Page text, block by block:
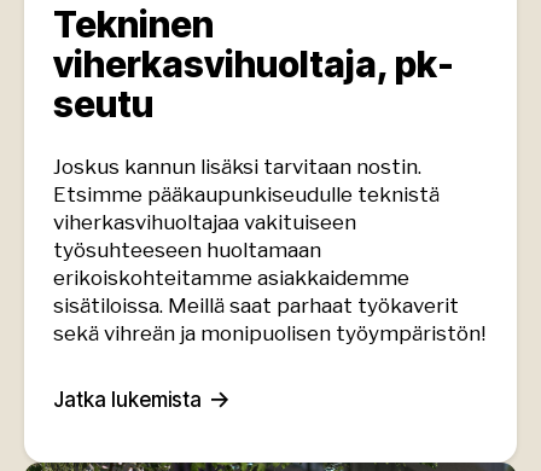
Tekninen
viherkasvihuoltaja, pk-
seutu
Joskus kannun lisäksi tarvitaan nostin.
Etsimme pääkaupunkiseudulle teknistä
viherkasvihuoltajaa vakituiseen
työsuhteeseen huoltamaan
erikoiskohteitamme asiakkaidemme
sisätiloissa. Meillä saat parhaat työkaverit
sekä vihreän ja monipuolisen työympäristön!
Jatka lukemista